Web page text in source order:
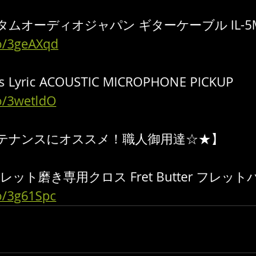
ムオーディオジャパン ギターケーブル IL-
Lyric ACOUSTIC MICROPHONE PICKUP
3wetldO
ナンスにオススメ！職人御用達☆★】
ット磨き専用クロス Fret Butter フレット